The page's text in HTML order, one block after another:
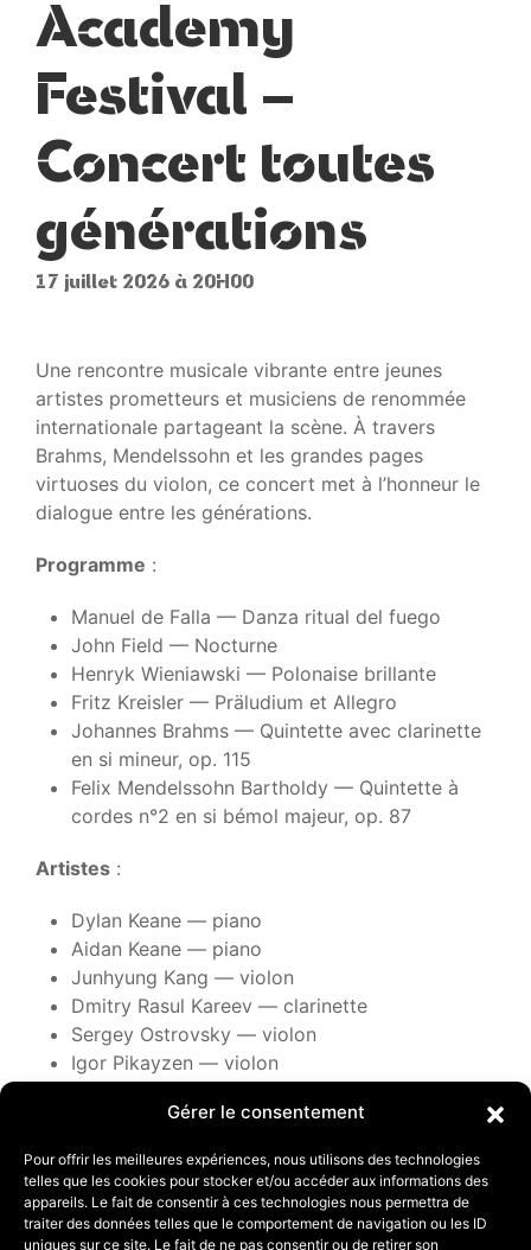
Gérer le consentement
Pour offrir les meilleures expériences, nous utilisons des technologies
telles que les cookies pour stocker et/ou accéder aux informations des
appareils. Le fait de consentir à ces technologies nous permettra de
traiter des données telles que le comportement de navigation ou les ID
uniques sur ce site. Le fait de ne pas consentir ou de retirer son
Academy
Festival –
Concert toutes
générations
17 juillet 2026 à 20H00
Une rencontre musicale vibrante entre jeunes
artistes prometteurs et musiciens de renommée
internationale partageant la scène. À travers
Brahms, Mendelssohn et les grandes pages
virtuoses du violon, ce concert met à l’honneur le
dialogue entre les générations.
Programme :
Manuel de Falla — Danza ritual del fuego
John Field — Nocturne
Henryk Wieniawski — Polonaise brillante
Fritz Kreisler — Präludium et Allegro
Johannes Brahms — Quintette avec clarinette
en si mineur, op. 115
Felix Mendelssohn Bartholdy — Quintette à
cordes n°2 en si bémol majeur, op. 87
Artistes :
Dylan Keane — piano
Aidan Keane — piano
Junhyung Kang — violon
Dmitry Rasul Kareev — clarinette
Sergey Ostrovsky — violon
Igor Pikayzen — violon
Lyda Chen Argerich — alto
Nadzeya Kurzava — violoncelle
Entrée libre